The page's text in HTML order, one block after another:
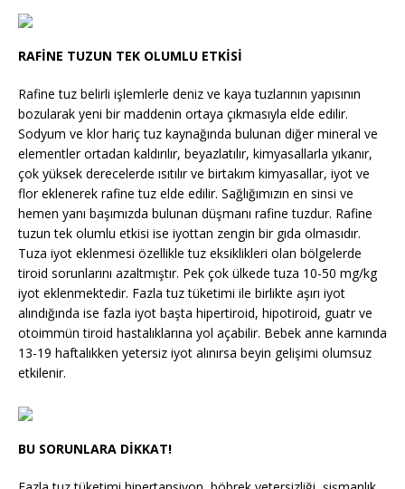
RAFİNE TUZUN TEK OLUMLU ETKİSİ
Rafine tuz belirli işlemlerle deniz ve kaya tuzlarının yapısının
bozularak yeni bir maddenin ortaya çıkmasıyla elde edilir.
Sodyum ve klor hariç tuz kaynağında bulunan diğer mineral ve
elementler ortadan kaldırılır, beyazlatılır, kimyasallarla yıkanır,
çok yüksek derecelerde ısıtılır ve birtakım kimyasallar, iyot ve
flor eklenerek rafine tuz elde edilir. Sağlığımızın en sinsi ve
hemen yanı başımızda bulunan düşmanı rafine tuzdur. Rafine
tuzun tek olumlu etkisi ise iyottan zengin bir gıda olmasıdır.
Tuza iyot eklenmesi özellikle tuz eksiklikleri olan bölgelerde
tiroid sorunlarını azaltmıştır. Pek çok ülkede tuza 10-50 mg/kg
iyot eklenmektedir. Fazla tuz tüketimi ile birlikte aşırı iyot
alındığında ise fazla iyot başta hipertiroid, hipotiroid, guatr ve
otoimmün tiroid hastalıklarına yol açabilir. Bebek anne karnında
13-19 haftalıkken yetersiz iyot alınırsa beyin gelişimi olumsuz
etkilenir.
BU SORUNLARA DİKKAT!